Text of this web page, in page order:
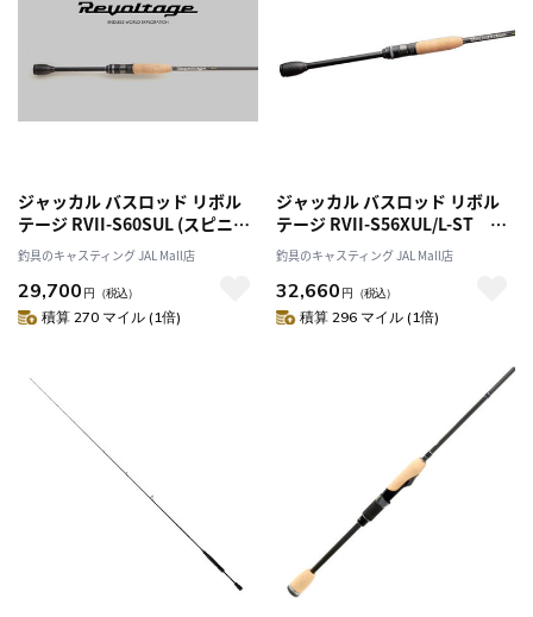
ジャッカル バスロッド リボル
テージ RVII-S60SUL (スピニン
グ/1ピース) (2023年発売モデ
ル)
釣具のキャスティング JAL Mall店
29,700 円 （税込）
積算 270 マイル (1倍)
ジャッカル バスロッド リボル
テージ RVII-S56XUL/L-ST
（スピニング・1ピース）
釣具のキャスティング JAL Mall店
32,660 円 （税込）
積算 296 マイル (1倍)